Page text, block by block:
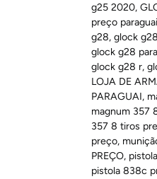
g25 2020,
preço paraguai
g28,glock
glock g28
glock g28 r,
LOJA DE
PARAGUAI,
magnum 357
357 8 tiros
preço,
PREÇO,
pistola 838c